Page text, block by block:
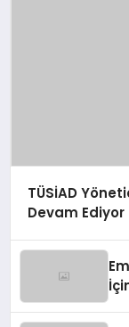
TÜSİAD
Devam Ediyor